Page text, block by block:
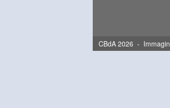
CBdA 2026 -